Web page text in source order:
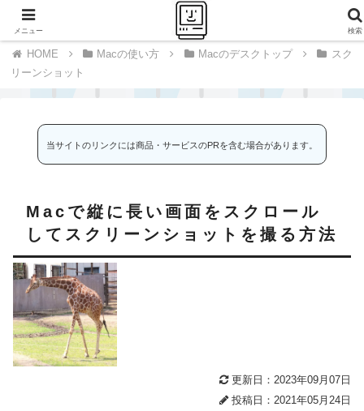
千里の道も一歩から
Macの使い方 Macのデスクトップ
スク
リーンショット
当サイトのリンクには商品・サービスのPRを含む場合があります。
Macで縦に長い画面をスクロール
してスクリーンショットを撮る方法
更新日：2023年09月07日
投稿日：2021年05月24日
メニュー 検索